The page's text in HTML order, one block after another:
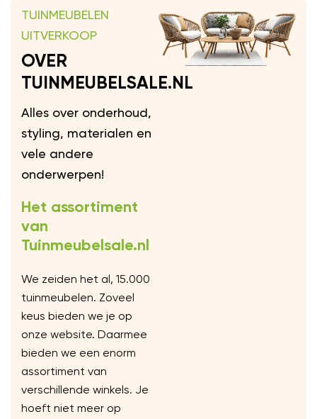
TUINMEUBELEN
UITVERKOOP
OVER
TUINMEUBELSALE.NL
Alles over onderhoud,
styling, materialen en
vele andere
onderwerpen!
Het assortiment
van
Tuinmeubelsale.nl
We zeiden het al, 15.000
tuinmeubelen. Zoveel
keus bieden we je op
onze website. Daarmee
bieden we een enorm
assortiment van
verschillende winkels. Je
hoeft niet meer op